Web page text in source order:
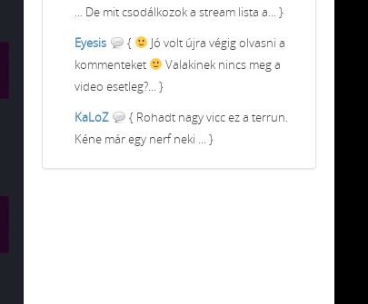
... De mit csodálkozok a stream lista a... }
Eyesis
{
Jó volt újra végig olvasni a
kommenteket
Valakinek nincs meg a
video esetleg?... }
KaLoZ
{ Rohadt nagy vicc ez a terrun.
Kéne már egy nerf neki ... }